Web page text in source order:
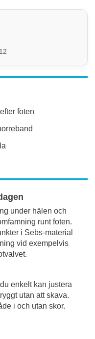
foten
under hälen och
runt foten.
i Sebs-material
vid exempelvis
enkelt kan justera
utan att skava.
i och utan skor.